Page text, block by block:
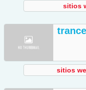
sitios
sitios